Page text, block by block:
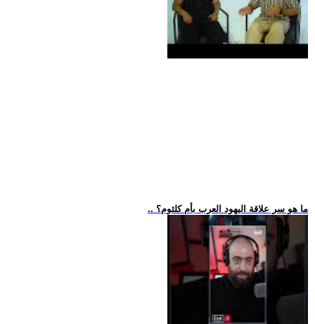
.. ما هو سر علاقة اليهود العرب بأم كلثوم؟